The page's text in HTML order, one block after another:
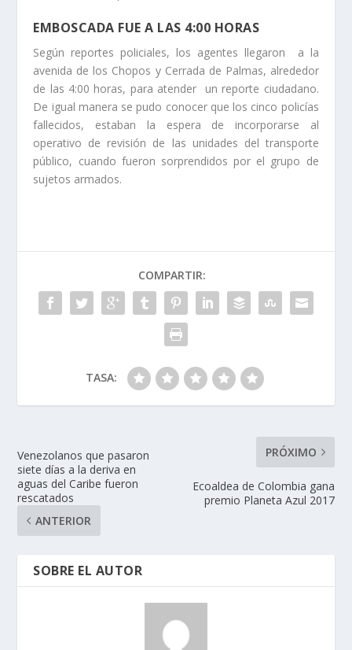
EMBOSCADA FUE A LAS 4:00 HORAS
Según reportes policiales, los agentes llegaron a la
avenida de los Chopos y Cerrada de Palmas, alrededor
de las 4:00 horas, para atender un reporte ciudadano.
De igual manera se pudo conocer que los cinco policías
fallecidos, estaban la espera de incorporarse al
operativo de revisión de las unidades del transporte
público, cuando fueron sorprendidos por el grupo de
sujetos armados.
COMPARTIR:
TASA:
Venezolanos que pasaron
siete días a la deriva en
aguas del Caribe fueron
rescatados
ANTERIOR
PRÓXIMO
Ecoaldea de Colombia gana
premio Planeta Azul 2017
SOBRE EL AUTOR